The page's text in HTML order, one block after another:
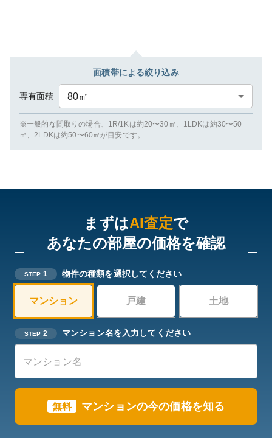
面積帯による絞り込み
専有面積 80㎡
※一般的な間取りの場合、1R/1Kは約20〜30㎡、1LDKは約30〜50
㎡、2LDKは約50〜60㎡が目安です。
まずはAI査定で
あなたの部屋の価格を確認
STEP 1 物件の種類を選択してください
マンション 戸建 土地
STEP 2 マンション名を入力してください
無料 マンションの今の価格を知る